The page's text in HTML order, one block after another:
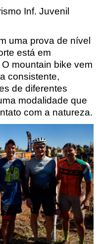
Inf. Juvenil
uma prova de nível
está em
mountain bike vem
consistente,
de diferentes
modalidade que
com a natureza.